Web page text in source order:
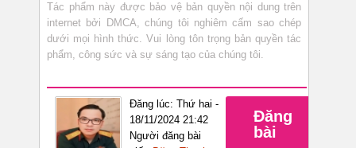
Tác phẩm này được bảo vệ bản quyền nội dung trên
internet bởi DMCA, chúng tôi nghiêm cấm sao chép
dưới mọi hình thức. Vui lòng tôn trọng bản quyền tác
phẩm, công sức và sự sáng tạo của chúng tôi.
Đăng lúc: Thứ hai -
18/11/2024 21:42
Người đăng bài
Đăng
bài